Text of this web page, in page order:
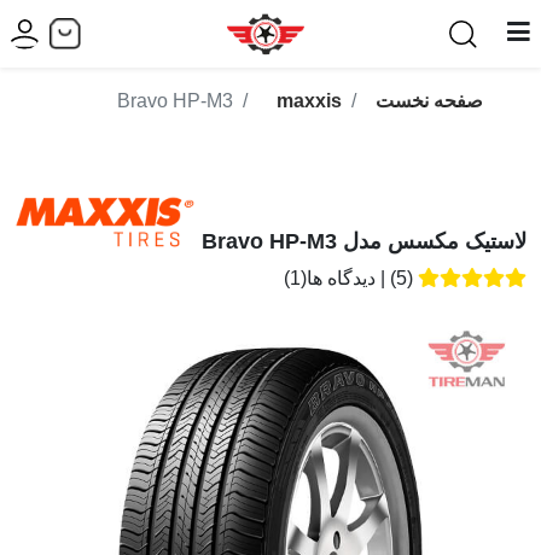
صفحه نخست maxxis
Bravo HP-M3
لاستیک مکسس مدل Bravo HP-M3
(5) دیدگاه ها(1)